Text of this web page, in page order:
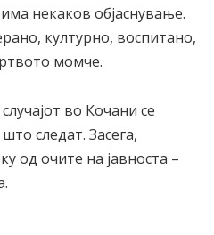
некаков објаснување.
културно, воспитано,
момче.
во Кочани се
следат. Засега,
од очите на јавноста –